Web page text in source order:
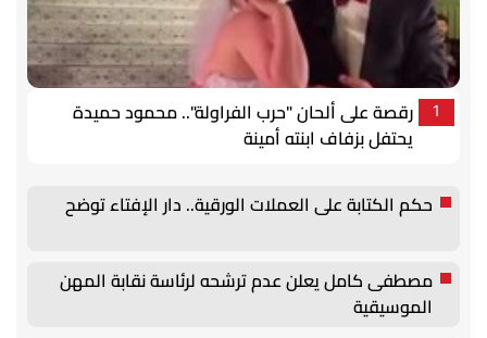
1
رقصة على ألحان "حرب الفراولة".. محمود حميدة
يحتفل بزفاف ابنته أمينة
حكم الكتابة على العملات الورقية.. دار الإفتاء توضح
مصطفى كامل يعلن عدم ترشحه لرئاسة نقابة المهن
الموسيقية